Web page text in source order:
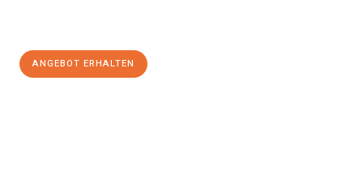
ANGEBOT ERHALTEN